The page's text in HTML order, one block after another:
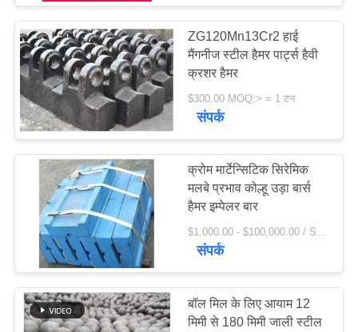
संपर्क
करें
समाचार
एक
उद्धरण
विनती
करे
साइटमैप
कास्टिंग और फोर्जिंग
सीमेंट रोटरी भट्ठा
ZG120Mn13Cr2 हाई
मैंगनीज स्टील हैमर पार्ट्स हैवी
क्रशर हैमर
$300.00 MOQ:> = 1 टन
संपर्क
क्रोम मार्टेन्सिटिक सिरेमिक
मलबे प्रभाव कोल्हू उड़ा बार्स
हैमर इम्पेलर बार
$1,000.00 - $100,000.00 / Set MOQ:1 सेट / सेट
संपर्क
बॉल मिल के लिए आयाम 12
मिमी से 180 मिमी जाली स्टील